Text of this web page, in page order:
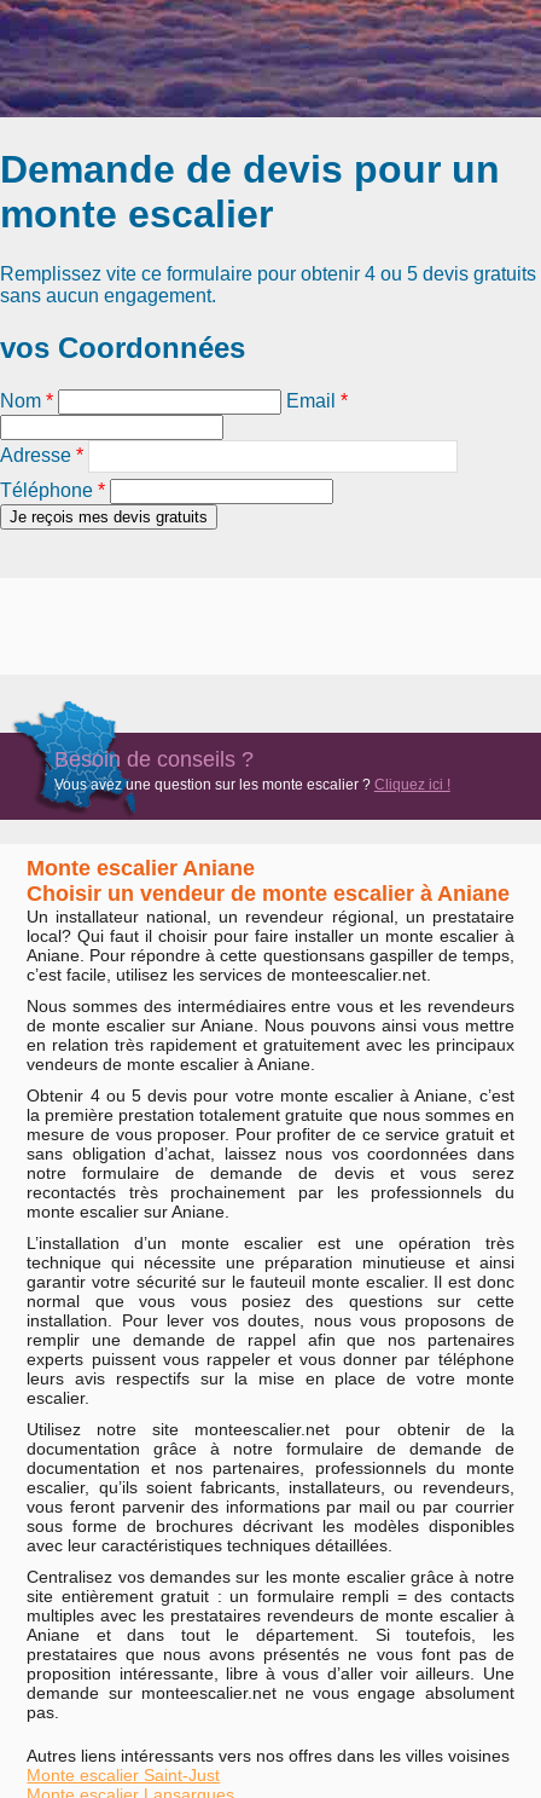
Demande de devis pour un
monte escalier
Remplissez vite ce formulaire pour obtenir 4 ou 5 devis gratuits
sans aucun engagement.
vos Coordonnées
Nom * Email *
Adresse *
Téléphone *
Besoin de conseils ?
Vous avez une question sur les monte escalier ? Cliquez ici !
Monte escalier Aniane
Choisir un vendeur de monte escalier à Aniane
Un installateur national, un revendeur régional, un prestataire
local? Qui faut il choisir pour faire installer un monte escalier à
Aniane. Pour répondre à cette questionsans gaspiller de temps,
c’est facile, utilisez les services de monteescalier.net.
Nous sommes des intermédiaires entre vous et les revendeurs
de monte escalier sur Aniane. Nous pouvons ainsi vous mettre
en relation très rapidement et gratuitement avec les principaux
vendeurs de monte escalier à Aniane.
Obtenir 4 ou 5 devis pour votre monte escalier à Aniane, c’est
la première prestation totalement gratuite que nous sommes en
mesure de vous proposer. Pour profiter de ce service gratuit et
sans obligation d’achat, laissez nous vos coordonnées dans
notre formulaire de demande de devis et vous serez
recontactés très prochainement par les professionnels du
monte escalier sur Aniane.
L’installation d’un monte escalier est une opération très
technique qui nécessite une préparation minutieuse et ainsi
garantir votre sécurité sur le fauteuil monte escalier. Il est donc
normal que vous vous posiez des questions sur cette
installation. Pour lever vos doutes, nous vous proposons de
remplir une demande de rappel afin que nos partenaires
experts puissent vous rappeler et vous donner par téléphone
leurs avis respectifs sur la mise en place de votre monte
escalier.
Utilisez notre site monteescalier.net pour obtenir de la
documentation grâce à notre formulaire de demande de
documentation et nos partenaires, professionnels du monte
escalier, qu’ils soient fabricants, installateurs, ou revendeurs,
vous feront parvenir des informations par mail ou par courrier
sous forme de brochures décrivant les modèles disponibles
avec leur caractéristiques techniques détaillées.
Centralisez vos demandes sur les monte escalier grâce à notre
site entièrement gratuit : un formulaire rempli = des contacts
multiples avec les prestataires revendeurs de monte escalier à
Aniane et dans tout le département. Si toutefois, les
prestataires que nous avons présentés ne vous font pas de
proposition intéressante, libre à vous d’aller voir ailleurs. Une
demande sur monteescalier.net ne vous engage absolument
pas.
Autres liens intéressants vers nos offres dans les villes voisines
Monte escalier Saint-Just
Monte escalier Lansargues